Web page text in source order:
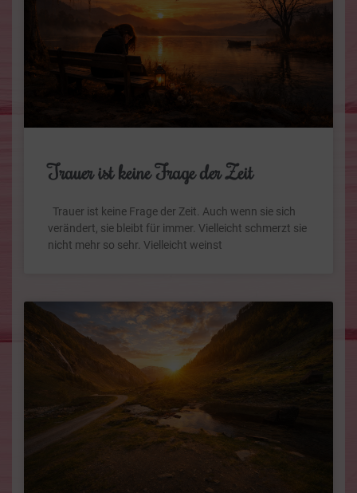
Trauer ist keine Frage der Zeit
Trauer ist keine Frage der Zeit. Auch wenn sie sich
verändert, sie bleibt für immer. Vielleicht schmerzt sie
nicht mehr so sehr. Vielleicht weinst